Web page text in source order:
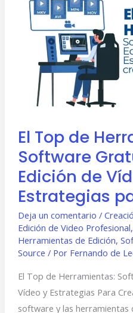
El Top de
Software
Edición de
Estrategias
Deja un comentario /
Edición de Video Profesional,
Herramientas de Edición,
Source / Por Fernando de
El Top de Herramientas:
Vídeo y Estrategias Para
software y las herramientas
Top
Herramientas:
Software
Gratuito
Edición
Vídeo
y
Estrategias
para
creadores